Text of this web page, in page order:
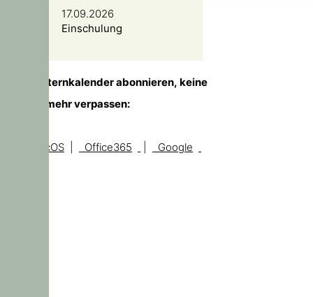
17.09.2026
Einschulung
Elternkalender abonnieren, keine
Temine mehr verpassen:
iOS, macOS Office365 Google